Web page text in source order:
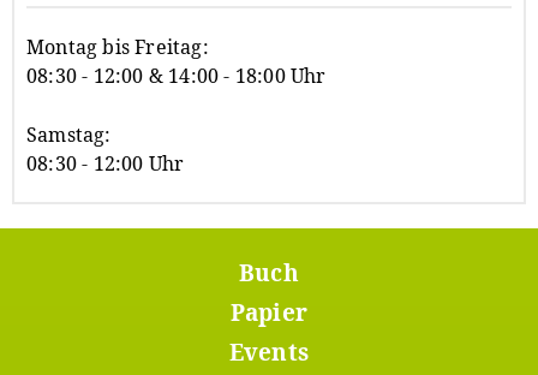
Montag bis Freitag:
08:30 - 12:00 & 14:00 - 18:00 Uhr
Samstag:
08:30 - 12:00 Uhr
Buch
Papier
Events